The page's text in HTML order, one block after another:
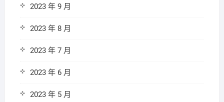
2023 年 9 月
2023 年 8 月
2023 年 7 月
2023 年 6 月
2023 年 5 月